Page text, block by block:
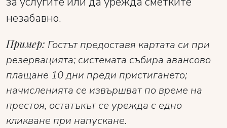
незабавно.
Пример: Гостът предоставя картата си при
резервацията; системата събира авансово
плащане 10 дни преди пристигането;
начисленията се извършват по време на
престоя, остатъкът се урежда с едно
кликване при напускане.